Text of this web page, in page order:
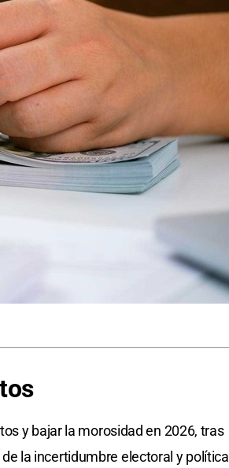
y bajar la morosidad en 2026, tras
la incertidumbre electoral y política